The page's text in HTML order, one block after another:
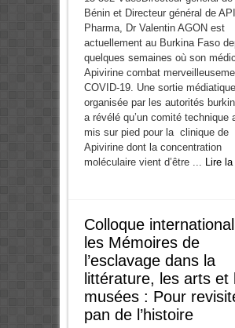
Bénin et Directeur général de API
Pharma, Dr Valentin AGON est
actuellement au Burkina Faso
quelques semaines où son
Apivirine combat
COVID-19. Une sortie médiatique
organisée par les autorités
a révélé qu’un comité technique
mis sur pied pour la clinique de
Apivirine dont la concentration
moléculaire vient d’être ... Lire
Colloque
les Mémoires de
l’esclavage dans la
littérature, les arts et
musées : Pour
pan de l’histoire